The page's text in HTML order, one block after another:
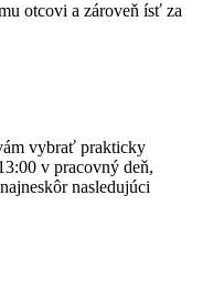
otcovi a zároveň ísť za
vybrať prakticky
v pracovný deň,
nasledujúci